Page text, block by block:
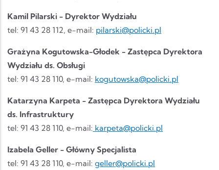
Kamil Pilarski - Dyrektor Wydziału
tel: 91 43 28 112, e-mail: pilarski@policki.pl
Grażyna Kogutowska-Głodek - Zastępca Dyrektora
Wydziału ds. Obsługi
tel: 91 43 28 110, e-mail: kogutowska@policki.pl
Katarzyna Karpeta - Zastępca Dyrektora Wydziału
ds. Infrastruktury
tel: 91 43 28 110, e-mail: karpeta@policki.pl
Izabela Geller - Główny Specjalista
tel: 91 43 28 110, e-mail: geller@policki.pl